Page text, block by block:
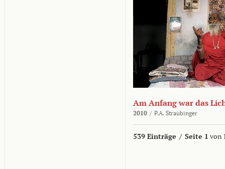
Am Anfang war das
2010 / P.A. Straubinger
539 Einträge / Seite 1 von